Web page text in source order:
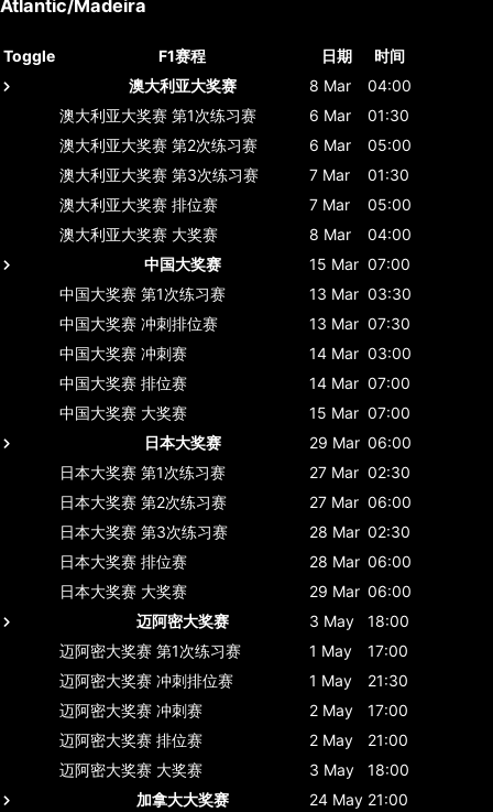
Atlantic/Madeira
Toggle F1赛程 日期
时间
澳大利亚大奖赛
8 Mar
04:00
澳大利亚大奖赛 第1次练习赛 6 Mar
01:30
澳大利亚大奖赛 第2次练习赛 6 Mar
05:00
澳大利亚大奖赛 第3次练习赛 7 Mar
01:30
澳大利亚大奖赛 排位赛 7 Mar
05:00
澳大利亚大奖赛 大奖赛 8 Mar
04:00
中国大奖赛
15 Mar 07:00
中国大奖赛 第1次练习赛 13 Mar 03:30
中国大奖赛 冲刺排位赛 13 Mar 07:30
中国大奖赛 冲刺赛 14 Mar 03:00
中国大奖赛 排位赛 14 Mar 07:00
中国大奖赛 大奖赛 15 Mar 07:00
日本大奖赛
29 Mar 06:00
日本大奖赛 第1次练习赛 27 Mar 02:30
日本大奖赛 第2次练习赛 27 Mar 06:00
日本大奖赛 第3次练习赛 28 Mar 02:30
日本大奖赛 排位赛 28 Mar 06:00
日本大奖赛 大奖赛 29 Mar 06:00
迈阿密大奖赛
3 May
18:00
迈阿密大奖赛 第1次练习赛 1 May
17:00
迈阿密大奖赛 冲刺排位赛 1 May
21:30
迈阿密大奖赛 冲刺赛 2 May
17:00
迈阿密大奖赛 排位赛 2 May
21:00
迈阿密大奖赛 大奖赛 3 May
18:00
加拿大大奖赛
24 May 21:00